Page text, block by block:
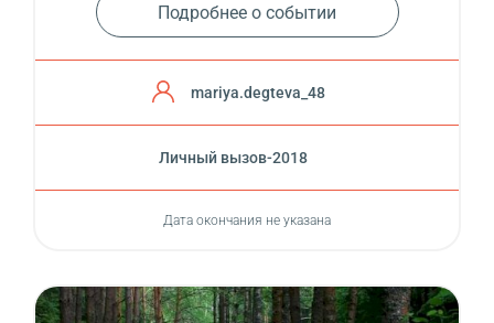
Подробнее о событии
mariya.degteva_48
Личный вызов-2018
Дата окончания не указана